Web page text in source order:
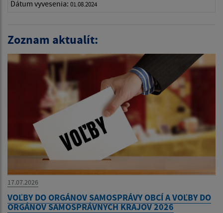
Dátum vyvesenia: 01.08.2024
Zoznam aktualít:
17.07.2026
VOĽBY DO ORGÁNOV SAMOSPRÁVY OBCÍ A VOĽBY DO
ORGÁNOV SAMOSPRÁVNYCH KRAJOV 2026